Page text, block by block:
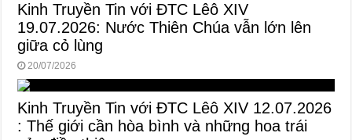
Kinh Truyền Tin với ĐTC Lêô XIV
19.07.2026: Nước Thiên Chúa vẫn lớn lên
giữa cỏ lùng
20/07/2026
Kinh Truyền Tin với ĐTC Lêô XIV 12.07.2026
: Thế giới cần hòa bình và những hoa trái